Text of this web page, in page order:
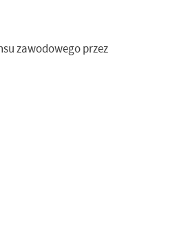
zawodowego przez